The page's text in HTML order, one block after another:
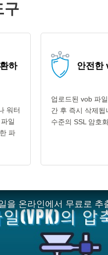
구
하
워터
일
파
안전한
업로드된 vob 파
간 후 즉시 삭제
수준의 SSL 암호